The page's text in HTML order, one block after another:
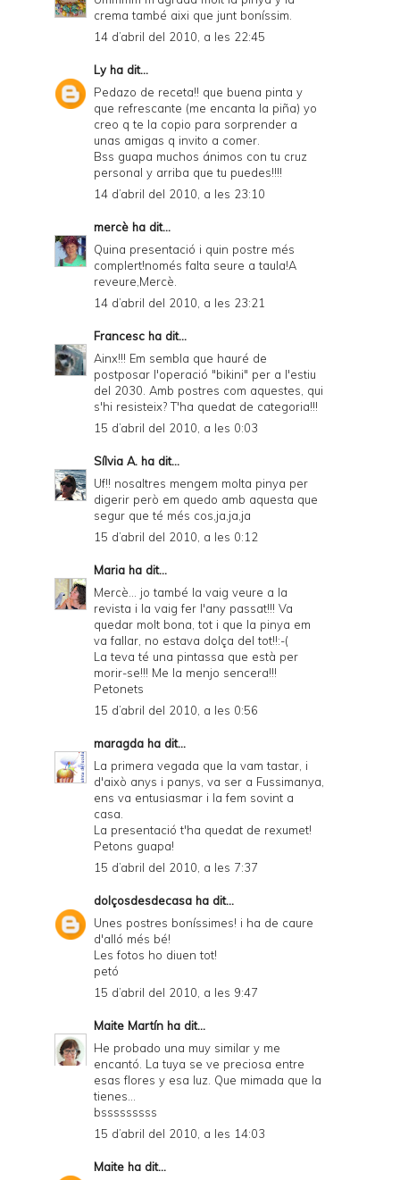
crema també aixi que junt boníssim.
14 d’abril del 2010, a les 22:45
Lyha dit...
Pedazo de receta!! que buena pinta y
que refrescante (me encanta la piña) yo
creo q te la copio para sorprender a
unas amigas q invito a comer.
Bss guapa muchos ánimos con tu cruz
personal y arriba que tu puedes!!!!
14 d’abril del 2010, a les 23:10
mercè ha dit...
Quina presentació i quin postre més
complert!només falta seure a taula!A
reveure,Mercè.
14 d’abril del 2010, a les 23:21
Francesc ha dit...
Ainx!!! Em sembla que hauré de
postposar l'operació "bikini" per a l'estiu
del 2030. Amb postres com aquestes, qui
s'hi resisteix? T'ha quedat de categoria!!!
15 d’abril del 2010, a les 0:03
Sílvia A. ha dit...
Uf!! nosaltres mengem molta pinya per
digerir però em quedo amb aquesta que
segur que té més cos,ja,ja,ja
15 d’abril del 2010, a les 0:12
Maria ha dit...
Mercè... jo també la vaig veure a la
revista i la vaig fer l'any passat!!! Va
quedar molt bona, tot i que la pinya em
va fallar, no estava dolça del tot!!:-(
La teva té una pintassa que està per
morir-se!!! Me la menjo sencera!!!
Petonets
15 d’abril del 2010, a les 0:56
maragda ha dit...
La primera vegada que la vam tastar, i
d'això anys i panys, va ser a Fussimanya,
ens va entusiasmar i la fem sovint a
casa.
La presentació t'ha quedat de rexumet!
Petons guapa!
15 d’abril del 2010, a les 7:37
dolçosdesdecasa ha dit...
Unes postres boníssimes! i ha de caure
d'alló més bé!
Les fotos ho diuen tot!
petó
15 d’abril del 2010, a les 9:47
Maite Martín ha dit...
He probado una muy similar y me
encantó. La tuya se ve preciosa entre
esas flores y esa luz. Que mimada que la
tienes...
bsssssssss
15 d’abril del 2010, a les 14:03
Maite ha dit...